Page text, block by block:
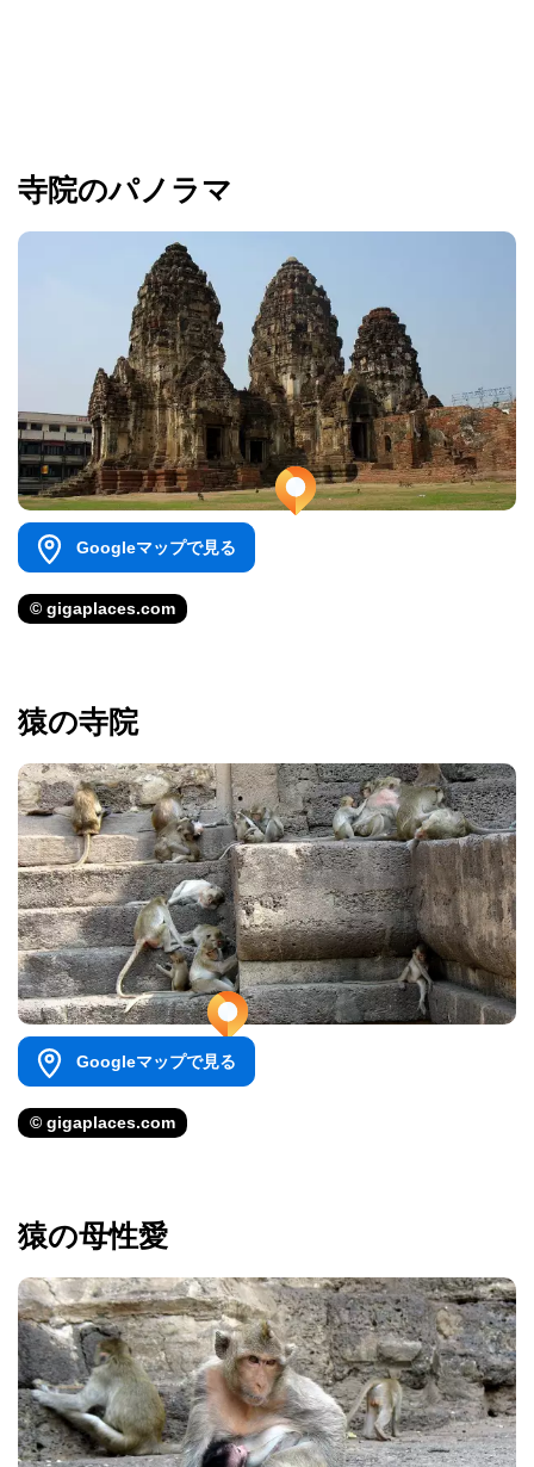
寺院のパノラマ
Googleマップで見る
© gigaplaces.com
猿の寺院
Googleマップで見る
© gigaplaces.com
猿の母性愛